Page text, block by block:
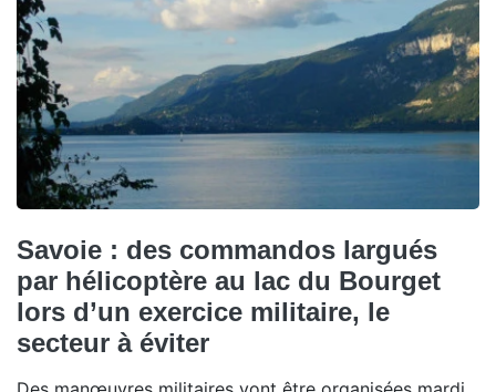
Savoie : des commandos largués
par hélicoptère au lac du Bourget
lors d’un exercice militaire, le
secteur à éviter